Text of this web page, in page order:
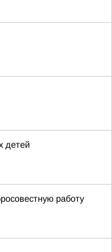
детей
работу